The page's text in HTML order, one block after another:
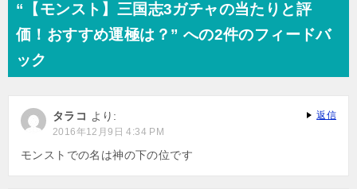
ビ
ー
ョ
ン
“【モンスト】三国志3ガチャの当たりと評
価！おすすめ運極は？” への2件のフィードバ
ック
タラコ より:
2016年12月9日 4:34 PM
モンストでの名は神の下の位です
返信